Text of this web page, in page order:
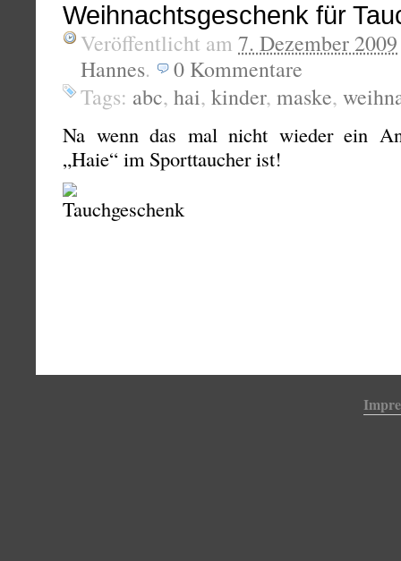
Weihnachtsgeschenk für
Veröffentlicht am 7. Dezember 2009
Hannes. 0 Kommentare
Tags: abc, hai, kinder, maske,
Na wenn das mal nicht wieder ein
„Haie“ im Sporttaucher ist!